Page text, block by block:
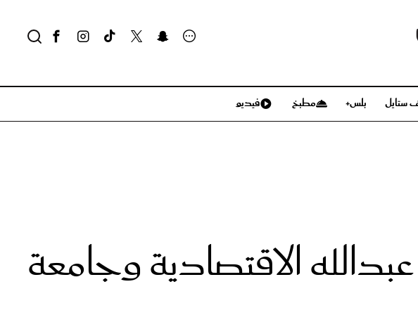
ستايل بلس+ مطبخ فيديو
الاقتصادية وجامعة
سيدتي وطفلك لايف ستايل